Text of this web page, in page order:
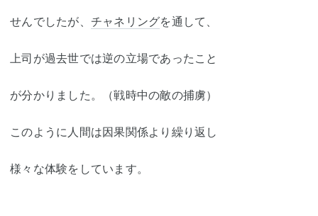
せんでしたが、 チャネリングを通して、
上司が過去世では逆の立場であったこと
が分かりました。（戦時中の敵の捕虜）
このように人間は因果関係より繰り返し
様々な体験をしています。